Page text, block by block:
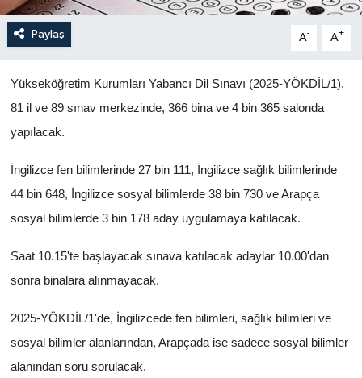
Paylaş A- A+
Yükseköğretim Kurumları Yabancı Dil Sınavı (2025-YÖKDİL/1),
81 il ve 89 sınav merkezinde, 366 bina ve 4 bin 365 salonda
yapılacak.
İngilizce fen bilimlerinde 27 bin 111, İngilizce sağlık bilimlerinde
44 bin 648, İngilizce sosyal bilimlerde 38 bin 730 ve Arapça
sosyal bilimlerde 3 bin 178 aday uygulamaya katılacak.
Saat 10.15'te başlayacak sınava katılacak adaylar 10.00'dan
sonra binalara alınmayacak.
2025-YÖKDİL/1'de, İngilizcede fen bilimleri, sağlık bilimleri ve
sosyal bilimler alanlarından, Arapçada ise sadece sosyal bilimler
alanından soru sorulacak.
Yaşam